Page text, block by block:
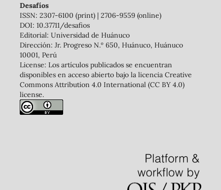
Desafíos
ISSN: 2307-6100 (print) | 2706-9559 (online)
DOI: 10.37711/desafios
Editorial: Universidad de Huánuco
Dirección: Jr. Progreso N.º 650, Huánuco, Huánuco
10001, Perú
License: Los artículos publicados se encuentran
disponibles en acceso abierto bajo la licencia Creative
Commons Attribution 4.0 International (CC BY 4.0)
license.